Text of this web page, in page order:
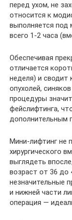
перед ухом, не
относится к
выполняется под
всего 1-2 часа
Обеспечивая
отличается
неделя) и сводит
опухолей,
процедуры
фейслифтинга,
дополнительным
Мини-лифтинг не
хирургического
выглядеть
возраст от 36 до
незначительные
и нижней части
операция —